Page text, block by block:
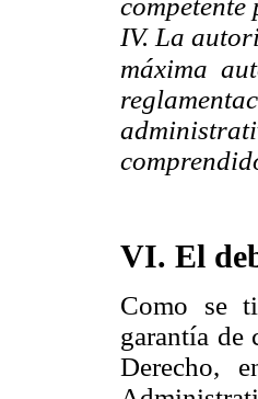
IV. La
máxima
VI. El
Como se
garantía de
Derecho,